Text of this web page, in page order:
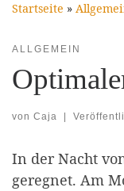
Startseite »
ALLGEMEIN
von Caja
In der Nacht
geregnet. Am